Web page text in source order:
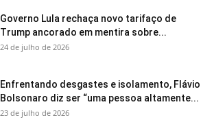
Governo Lula rechaça novo tarifaço de
Trump ancorado em mentira sobre...
24 de julho de 2026
Enfrentando desgastes e isolamento, Flávio
Bolsonaro diz ser “uma pessoa altamente...
23 de julho de 2026